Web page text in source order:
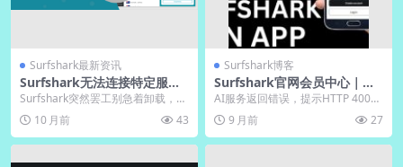
Surfshark最新资讯
Surfshark无法连接特定服务
器时的解决方法
Surfshark突然罢工别急着卸载，防
火墙改端口、ISP限流换协议、日志
点五次...
10 月前 43
Surfshark博客
Surfshark官网会员中心｜下
载VPN后管理设备数
AI服务返回错误，提示HTTP 400。
请检查网络连接和请求格式，确保
信息准确无...
9 月前 27